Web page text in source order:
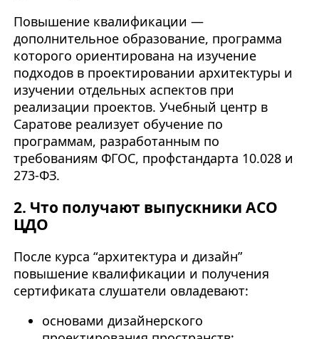
Повышение квалификации —
дополнительное образование, программа
которого ориентирована на изучение
подходов в проектировании архитектуры и
изучении отдельных аспектов при
реализации проектов. Учебный центр в
Саратове реализует обучение по
программам, разработанным по
требованиям ФГОС, профстандарта 10.028 и
273-ФЗ.
2. Что получают выпускники АСО
ЦДО
После курса “архитектура и дизайн”
повышение квалификации и получения
сертификата слушатели овладевают:
основами дизайнерского